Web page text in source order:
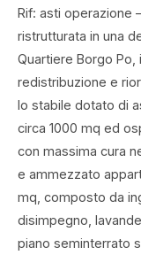
Rif: asti operazione
ristrutturata in una
Quartiere Borgo
redistribuzione e
lo stabile dotato di
circa 1000 mq ed
con massima cura
e ammezzato
mq, composto da
disimpegno,
piano seminterrato